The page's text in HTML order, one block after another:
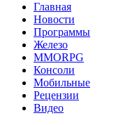
Главная
Новости
Программы
Железо
MMORPG
Консоли
Мобильные
Рецензии
Видео